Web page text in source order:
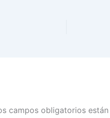
campos obligatorios